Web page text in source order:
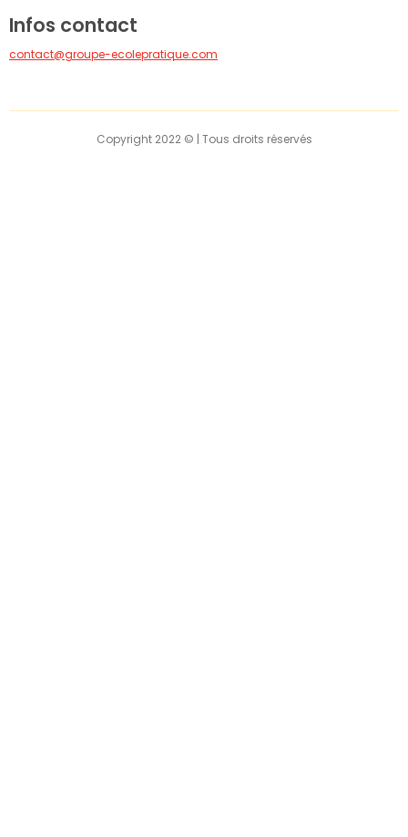
Infos contact
contact@groupe-ecolepratique.com
Copyright 2022 © | Tous droits réservés